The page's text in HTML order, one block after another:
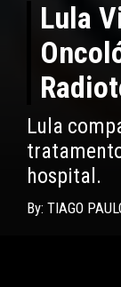
Lula
Lula
hospital.
By: TIAGO